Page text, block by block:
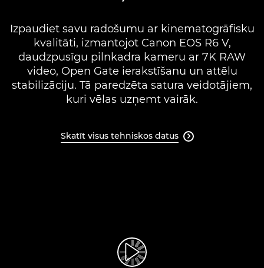
FIND A RETAILER
No Sellers Found
Izpaudiet savu radošumu ar kinematogrāfisku
kvalitāti, izmantojot Canon EOS R6 V,
daudzpusīgu pilnkadra kameru ar 7K RAW
video, Open Gate ierakstīšanu un attēlu
stabilizāciju. Tā paredzēta satura veidotājiem,
kuri vēlas uzņemt vairāk.
Skatīt visus tehniskos datus 
Atskaņot videoklipu